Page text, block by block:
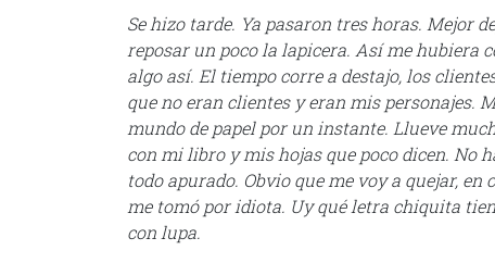
Se hizo tarde. Ya pasaron tres horas. Mejor
reposar un poco la lapicera. Así me hubiera
algo así. El tiempo corre a destajo, los
que no eran clientes y eran mis personajes.
mundo de papel por un instante. Llueve
con mi libro y mis hojas que poco dicen. No
todo apurado. Obvio que me voy a quejar,
me tomó por idiota. Uy qué letra chiquita
con lupa.